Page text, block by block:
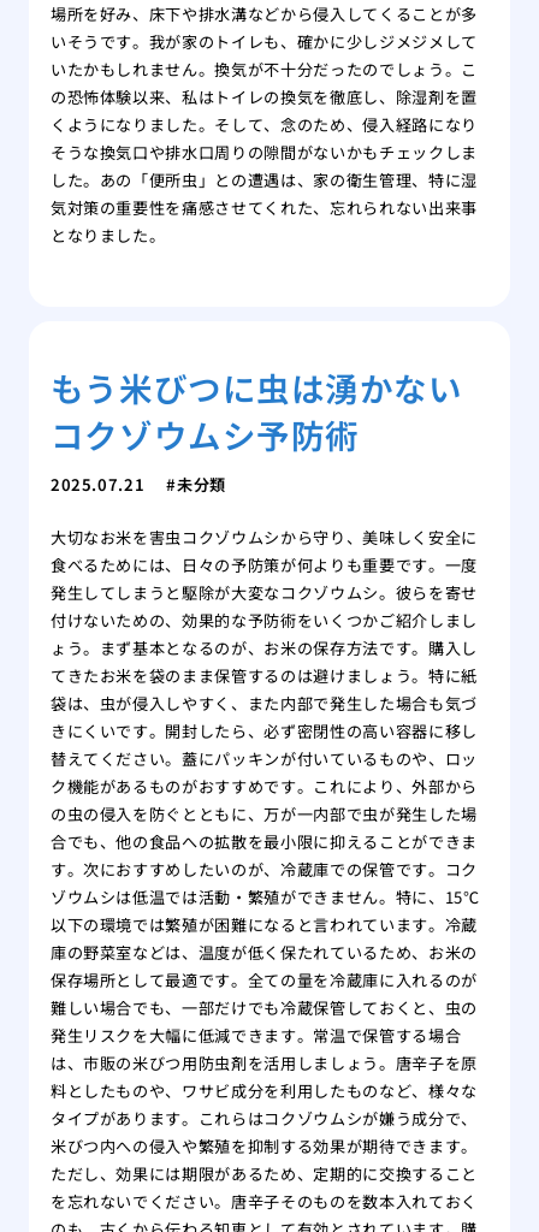
場所を好み、床下や排水溝などから侵入してくることが多
いそうです。我が家のトイレも、確かに少しジメジメして
いたかもしれません。換気が不十分だったのでしょう。こ
の恐怖体験以来、私はトイレの換気を徹底し、除湿剤を置
くようになりました。そして、念のため、侵入経路になり
そうな換気口や排水口周りの隙間がないかもチェックしま
した。あの「便所虫」との遭遇は、家の衛生管理、特に湿
気対策の重要性を痛感させてくれた、忘れられない出来事
となりました。
もう米びつに虫は湧かない
コクゾウムシ予防術
2025.07.21 未分類
大切なお米を害虫コクゾウムシから守り、美味しく安全に
食べるためには、日々の予防策が何よりも重要です。一度
発生してしまうと駆除が大変なコクゾウムシ。彼らを寄せ
付けないための、効果的な予防術をいくつかご紹介しまし
ょう。まず基本となるのが、お米の保存方法です。購入し
てきたお米を袋のまま保管するのは避けましょう。特に紙
袋は、虫が侵入しやすく、また内部で発生した場合も気づ
きにくいです。開封したら、必ず密閉性の高い容器に移し
替えてください。蓋にパッキンが付いているものや、ロッ
ク機能があるものがおすすめです。これにより、外部から
の虫の侵入を防ぐとともに、万が一内部で虫が発生した場
合でも、他の食品への拡散を最小限に抑えることができま
す。次におすすめしたいのが、冷蔵庫での保管です。コク
ゾウムシは低温では活動・繁殖ができません。特に、15℃
以下の環境では繁殖が困難になると言われています。冷蔵
庫の野菜室などは、温度が低く保たれているため、お米の
保存場所として最適です。全ての量を冷蔵庫に入れるのが
難しい場合でも、一部だけでも冷蔵保管しておくと、虫の
発生リスクを大幅に低減できます。常温で保管する場合
は、市販の米びつ用防虫剤を活用しましょう。唐辛子を原
料としたものや、ワサビ成分を利用したものなど、様々な
タイプがあります。これらはコクゾウムシが嫌う成分で、
米びつ内への侵入や繁殖を抑制する効果が期待できます。
ただし、効果には期限があるため、定期的に交換すること
を忘れないでください。唐辛子そのものを数本入れておく